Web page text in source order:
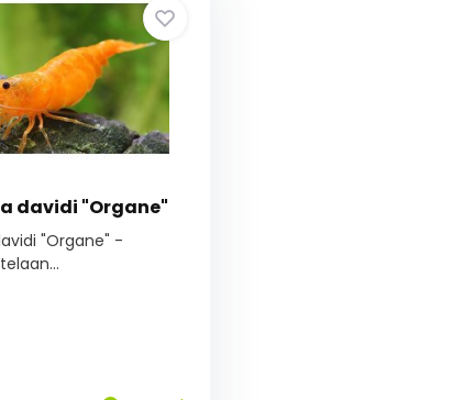
davidi "Organe"
"Organe" -